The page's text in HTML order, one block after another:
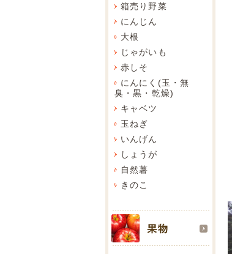
箱売り野菜
にんじん
大根
じゃがいも
赤しそ
にんにく(玉・無
臭・黒・乾燥)
キャベツ
玉ねぎ
いんげん
しょうが
自然薯
きのこ